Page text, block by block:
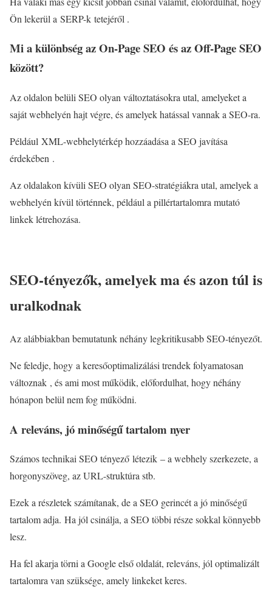
Ön lekerül a SERP-k tetejéről .
Mi a különbség az On-Page SEO és az Off-Page SEO
között?
Az oldalon belüli SEO olyan változtatásokra utal, amelyeket a
saját webhelyén hajt végre, és amelyek hatással vannak a SEO-ra.
Például XML-webhelytérkép hozzáadása a SEO javítása
érdekében .
Az oldalakon kívüli SEO olyan SEO-stratégiákra utal, amelyek a
webhelyén kívül történnek, például a pillértartalomra mutató
linkek létrehozása.
SEO-tényezők, amelyek ma és azon túl is
uralkodnak
Az alábbiakban bemutatunk néhány legkritikusabb SEO-tényezőt.
Ne feledje, hogy a keresőoptimalizálási trendek folyamatosan
változnak , és ami most működik, előfordulhat, hogy néhány
hónapon belül nem fog működni.
A releváns, jó minőségű tartalom nyer
Számos technikai SEO tényező létezik – a webhely szerkezete, a
horgonyszöveg, az URL-struktúra stb.
Ezek a részletek számítanak, de a SEO gerincét a jó minőségű
tartalom adja. Ha jól csinálja, a SEO többi része sokkal könnyebb
lesz.
Ha fel akarja törni a Google első oldalát, releváns, jól optimalizált
tartalomra van szüksége, amely linkeket keres.